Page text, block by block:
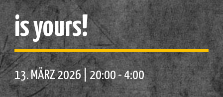
is yours!
13. MÄRZ 2026 | 20:00-4:00